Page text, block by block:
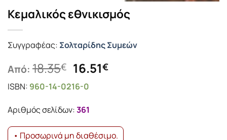
Κεμαλικός εθνικισμός
Συγγραφέας: Σολταρίδης Συμεών
Από: 18.35€ Original
price
was:
18.35€.
16.51€Η
ISBN: 960-14-0216-0
Αριθμός σελίδων:361
• Προσωρινά μη διαθέσιμο.